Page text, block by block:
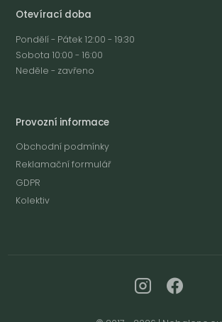
Otevírací doba
Pondělí - Pátek 12:00 - 19:30
Sobota 10:00 - 16:00
Neděle - zavřeno
Provozní informace
Obchodní podmínky
Reklamační formulář
GDPR
Kolektiv